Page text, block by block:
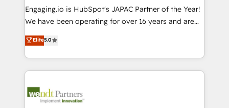
focus on growing B2B companies in the SME sector
such as manufacturing, SaaS, business services and
partner, we know how important user adoption is.
That's why we have developed a step-by-step
technology and people with each other. Together we
strive for optimal customer processes and
Engaging.io is HubSpot's JAPAC Partner of the Year!
We have been operating for over 16 years and are
one of HubSpot's most experienced and technically
capable Agency Partners globally. We specialise in
complex CRM migrations, implementations,
integrations, custom CMS portal development,
businesses. Our teams are based in North America
Elite5.0